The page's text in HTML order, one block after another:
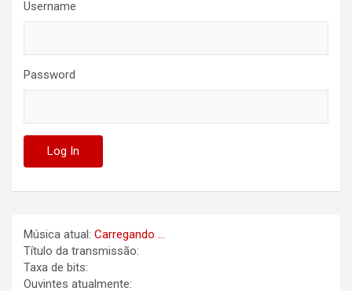
Username
Password
Música atual: Carregando ...
Título da transmissão:
Taxa de bits:
Ouvintes atualmente: